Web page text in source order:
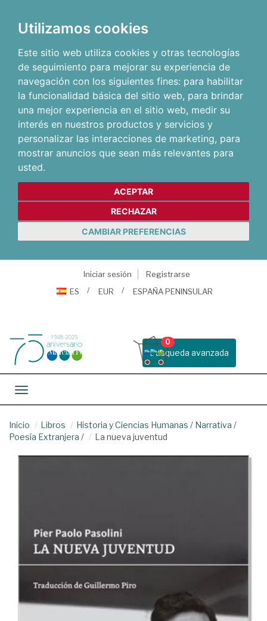
Utilizamos cookies
Este sitio web utiliza cookies y otras tecnologías
de seguimiento para mejorar su experiencia de
navegación con los siguientes fines: para habilitar
la funcionalidad básica del sitio web, para brindar
una mejor experiencia en el sitio web, medir su
interés en nuestros productos y servicios y
personalizar las interacciones de marketing, para
mostrar anuncios que sean más relevantes para
usted.
ACEPTAR
RECHAZAR
CAMBIAR PREFERENCIAS
Iniciar sesión
Registrarse
ES
EUR ESPAÑA PENINSULAR
Busqueda avanzada
0
Toggle navigation
Inicio Libros Historia y Ciencias Humanas / Narrativa /
Poesía Extranjera / La nueva juventud